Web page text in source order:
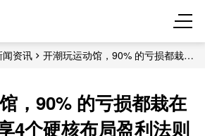
闻资讯
开潮玩运动馆，90% 的亏损都栽在
，90% 的亏损都栽在
4个硬核布局盈利法则